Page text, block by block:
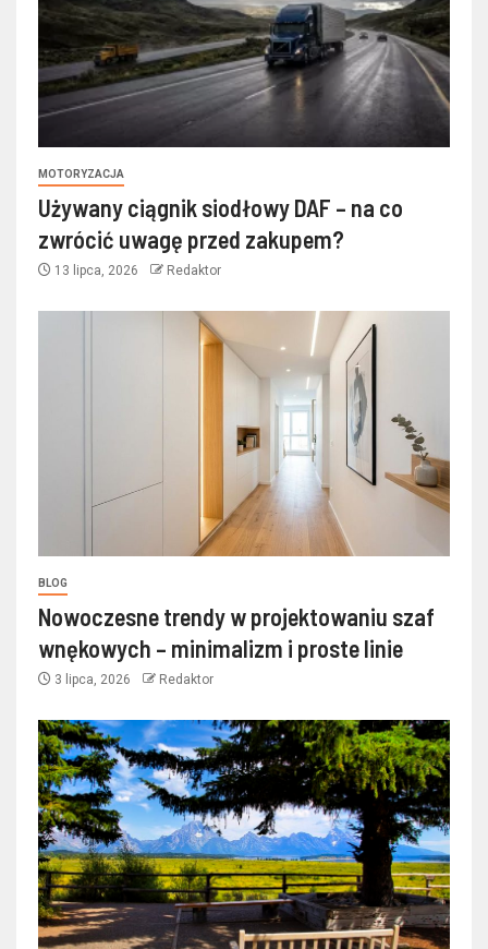
MOTORYZACJA
Używany ciągnik siodłowy DAF – na co
zwrócić uwagę przed zakupem?
13 lipca, 2026 Redaktor
BLOG
Nowoczesne trendy w projektowaniu szaf
wnękowych – minimalizm i proste linie
3 lipca, 2026 Redaktor